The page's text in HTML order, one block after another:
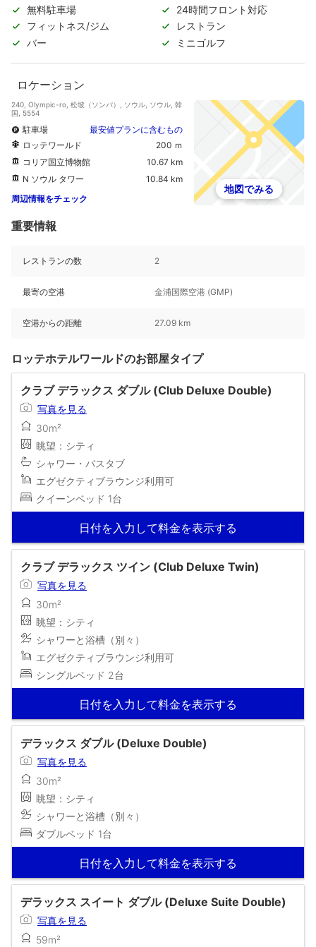
無料駐車場
24時間フロント対応
フィットネス/ジム
レストラン
バー
ミニゴルフ
ロケーション
240, Olympic-ro, 松坡（ソンパ）, ソウル, ソウル, 韓
国, 5554
駐車場
最安値プランに含むもの
ロッテワールド
200 ｍ
コリア国立博物館
10.67 km
N ソウル タワー
10.84 km
周辺情報をチェック
地図でみる
重要情報
レストランの数 2
最寄の空港 金浦国際空港 (GMP)
空港からの距離 27.09 km
ロッテホテルワールドのお部屋タイプ
クラブ デラックス ダブル (Club Deluxe Double)
写真を見る
30m²
眺望：シティ
シャワー・バスタブ
エグゼクティブラウンジ利用可
クイーンベッド 1台
日付を入力して料金を表示する
クラブ デラックス ツイン (Club Deluxe Twin)
写真を見る
30m²
眺望：シティ
シャワーと浴槽（別々）
エグゼクティブラウンジ利用可
シングルベッド 2台
日付を入力して料金を表示する
デラックス ダブル (Deluxe Double)
写真を見る
30m²
眺望：シティ
シャワーと浴槽（別々）
ダブルベッド 1台
日付を入力して料金を表示する
デラックス スイート ダブル (Deluxe Suite Double)
写真を見る
59m²